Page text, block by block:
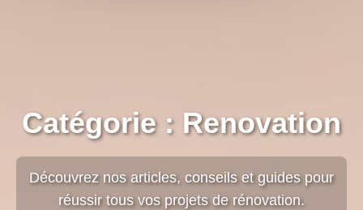
Catégorie : Renovation
Découvrez nos articles, conseils et guides pour
réussir tous vos projets de rénovation.